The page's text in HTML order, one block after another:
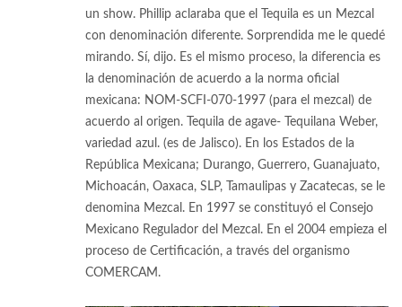
un show. Phillip aclaraba que el Tequila es un Mezcal
con denominación diferente. Sorprendida me le quedé
mirando. Sí, dijo. Es el mismo proceso, la diferencia es
la denominación de acuerdo a la norma oficial
mexicana: NOM-SCFI-070-1997 (para el mezcal) de
acuerdo al origen. Tequila de agave- Tequilana Weber,
variedad azul. (es de Jalisco). En los Estados de la
República Mexicana; Durango, Guerrero, Guanajuato,
Michoacán, Oaxaca, SLP, Tamaulipas y Zacatecas, se le
denomina Mezcal. En 1997 se constituyó el Consejo
Mexicano Regulador del Mezcal. En el 2004 empieza el
proceso de Certificación, a través del organismo
COMERCAM.